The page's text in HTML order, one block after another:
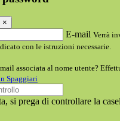
×
E-mail Verrà
con le istruzioni necessarie.
associata al nome utente?
Spaggiari
si prega di controllare la